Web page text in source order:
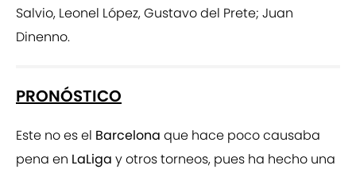
Salvio, Leonel López, Gustavo del Prete; Juan
Dinenno.
PRONÓSTICO
Este no es el Barcelona que hace poco causaba
pena en LaLiga y otros torneos, pues ha hecho una